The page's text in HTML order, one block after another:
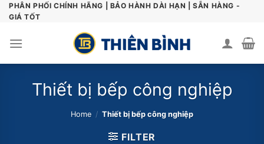
SkipPHÂN PHỐI CHÍNH HÃNG | BẢO HÀNH DÀI HẠN | SẴN HÀNG -
GIÁ TỐT
Thiết bị bếp công nghiệp
Home / Thiết bị bếp công nghiệp
FILTER